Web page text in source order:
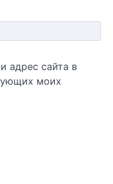
адрес сайта в
моих